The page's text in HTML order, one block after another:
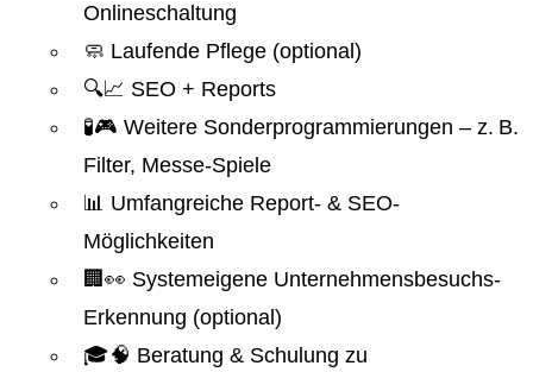
Onlineschaltung
🧼 Laufende Pflege (optional)
🔍📈 SEO + Reports
🧪🎮 Weitere Sonderprogrammierungen – z. B.
Filter, Messe-Spiele
📊 Umfangreiche Report- & SEO-
Möglichkeiten
🏢👀 Systemeigene Unternehmensbesuchs-
Erkennung (optional)
🎓🧠 Beratung & Schulung zu